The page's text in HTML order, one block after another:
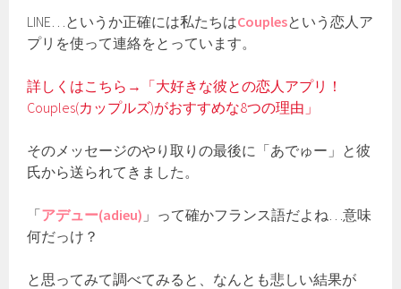
LINE…というか正確には私たちはCouplesという恋人ア
プリを使って連絡をとっています。
詳しくはこちら→「大好きな彼との恋人アプリ！
Couples(カップルズ)がおすすめな8つの理由」
そのメッセージのやり取りの最後に「あでゅー」と彼
氏から送られてきました。
「アデュー(adieu) 」って確かフランス語だよね…意味
何だっけ？
と思ってみて調べてみると、なんとも悲しい結果が